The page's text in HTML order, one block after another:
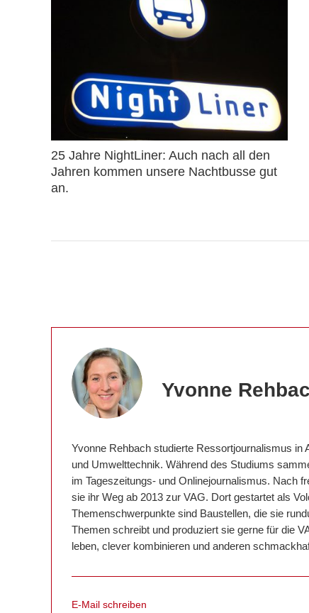
25 Jahre NightLiner: Auch nach all den
Jahren kommen unsere Nachtbusse gut
an.
Yvonne
Yvonne Rehbach studierte Ressortjournalismus
und Umwelttechnik. Während des Studiums
im Tageszeitungs- und Onlinejournalismus. Nach
sie ihr Weg ab 2013 zur VAG. Dort gestartet als
Themenschwerpunkte sind Baustellen, die sie
Themen schreibt und produziert sie gerne für die
leben, clever kombinieren und anderen
E-Mail schreiben